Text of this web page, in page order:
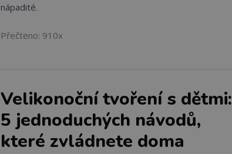
nápadité.
Přečteno: 910x
Velikonoční tvoření s dětmi:
5 jednoduchých návodů,
které zvládnete doma